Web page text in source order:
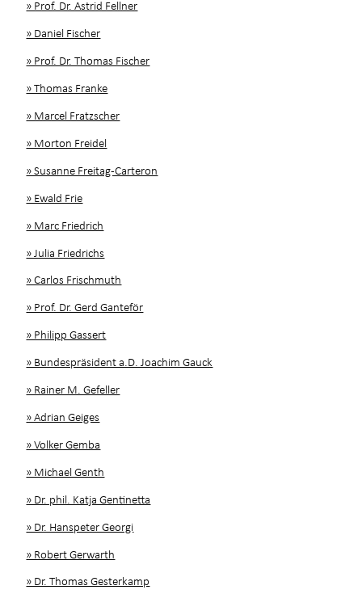
» Prof. Dr. Astrid Fellner
» Daniel Fischer
» Prof. Dr. Thomas Fischer
» Thomas Franke
» Marcel Fratzscher
» Morton Freidel
» Susanne Freitag-Carteron
» Ewald Frie
» Marc Friedrich
» Julia Friedrichs
» Carlos Frischmuth
» Prof. Dr. Gerd Ganteför
» Philipp Gassert
» Bundespräsident a.D. Joachim Gauck
» Rainer M. Gefeller
» Adrian Geiges
» Volker Gemba
» Michael Genth
» Dr. phil. Katja Gentinetta
» Dr. Hanspeter Georgi
» Robert Gerwarth
» Dr. Thomas Gesterkamp